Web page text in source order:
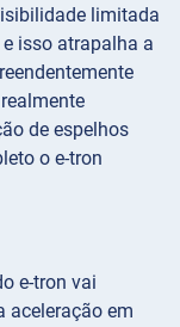
limitada
isso atrapalha a
de espelhos
o e-tron
e-tron vai
aceleração em